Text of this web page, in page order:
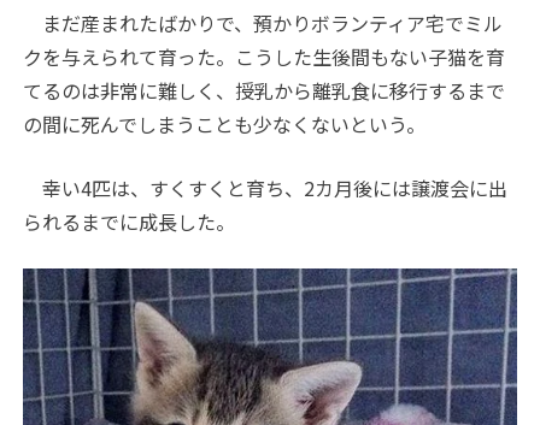
まだ産まれたばかりで、預かりボランティア宅でミル
クを与えられて育った。こうした生後間もない子猫を育
てるのは非常に難しく、授乳から離乳食に移行するまで
の間に死んでしまうことも少なくないという。
幸い4匹は、すくすくと育ち、2カ月後には譲渡会に出
られるまでに成長した。